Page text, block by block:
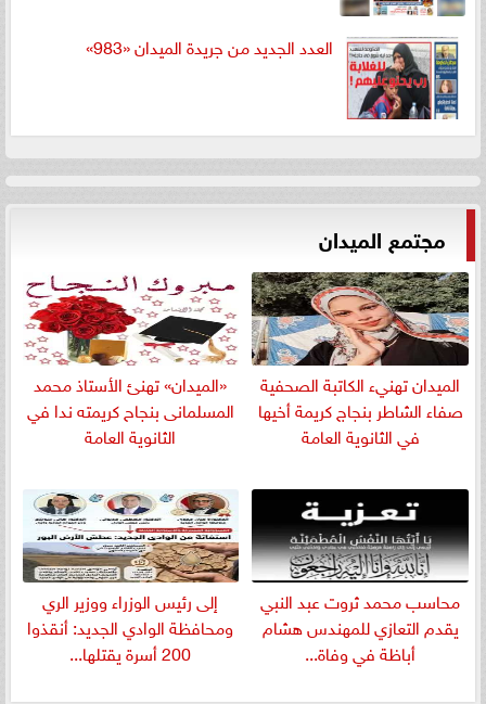
العدد الجديد من جريدة الميدان «983»
مجتمع الميدان
الميدان تهنيء الكاتبة الصحفية
صفاء الشاطر بنجاج كريمة أخيها
في الثانوية العامة
«الميدان» تهنئ الأستاذ محمد
المسلمانى بنجاح كريمته ندا في
الثانوية العامة
​محاسب محمد ثروت عبد النبي
يقدم التعازي للمهندس هشام
أباظة في وفاة...
إلى رئيس الوزراء ووزير الري
ومحافظة الوادي الجديد: أنقذوا
200 أسرة يقتلها...